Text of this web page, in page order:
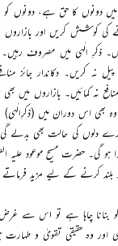
دونوں کا حق ہے، دونوں کو
کی کوشش کریں اور
ذکرِ الٰہی میں مصروف رہیں۔
نہ کریں۔ دکاندار جائز
نہ کمائیں۔ بازاروں میں
وہ بھی اس دوران میں
دلوں کی حالت بھی بدلے
ہو گی۔ حضرت مسیح موعود علیہ
بلند کرنے کے لیے مزید فرماتے
بنانا چاہا ہے تو اس سے
اور وہ حقیقی تقویٰ و طہارت